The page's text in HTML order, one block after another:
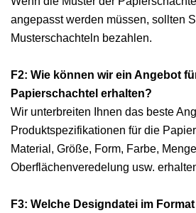
angepasst werden müssen, sollten
Musterschachteln bezahlen.
F2: Wie können wir ein Angebot
Papierschachtel erhalten?
Wir unterbreiten Ihnen das beste
Produktspezifikationen für die
Material, Größe, Form, Farbe,
Oberflächenveredelung usw.
F3: Welche Designdatei im